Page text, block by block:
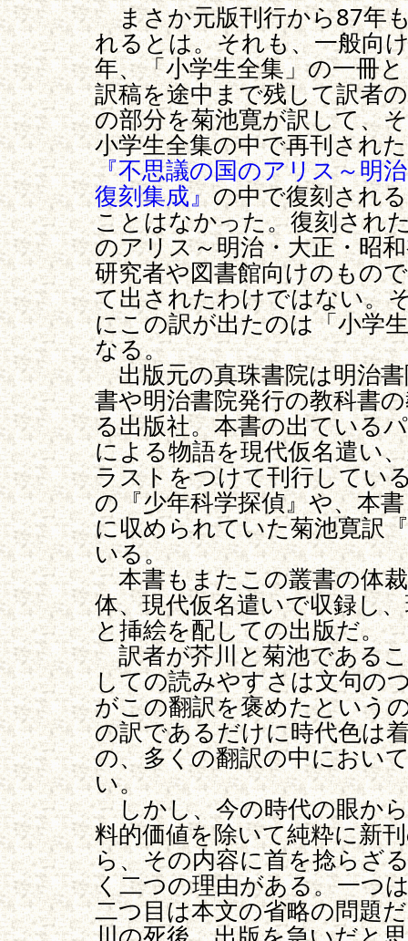
まさか元版刊行から87年
れるとは。それも、一般向
年、「小学生全集」の一冊
訳稿を途中まで残して訳者
の部分を菊池寛が訳して、
小学生全集の中で再刊され
『不思議の国のアリス～明
復刻集成』の中で復刻され
ことはなかった。復刻され
のアリス～明治・大正・昭
研究者や図書館向けのもの
て出されたわけではない。
にこの訳が出たのは「小学
なる。
出版元の真珠書院は明治書
書や明治書院発行の教科書
る出版社。本書の出ている
による物語を現代仮名遣い
ラストをつけて刊行してい
の『少年科学探偵』や、本
に収められていた菊池寛訳
いる。
本書もまたこの叢書の体
体、現代仮名遣いで収録し
と挿絵を配しての出版だ。
訳者が芥川と菊池である
しての読みやすさは文句の
がこの翻訳を褒めたという
の訳であるだけに時代色は
の、多くの翻訳の中におい
い。
しかし、今の時代の眼か
料的価値を除いて純粋に新
ら、その内容に首を捻らざ
く二つの理由がある。一つ
二つ目は本文の省略の問題